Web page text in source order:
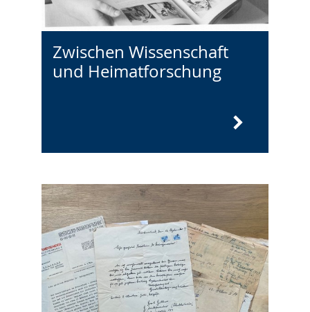
Zwischen Wissenschaft
und Heimatforschung